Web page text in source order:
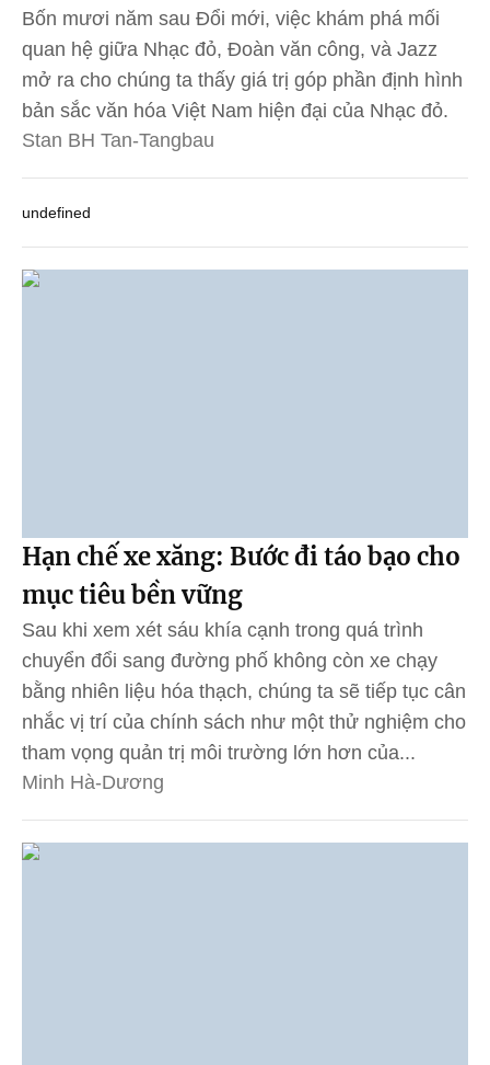
Bốn mươi năm sau Đổi mới, việc khám phá mối
quan hệ giữa Nhạc đỏ, Đoàn văn công, và Jazz
mở ra cho chúng ta thấy giá trị góp phần định hình
bản sắc văn hóa Việt Nam hiện đại của Nhạc đỏ.
Stan BH Tan-Tangbau
undefined
Hạn chế xe xăng: Bước đi táo bạo cho
mục tiêu bền vững
Sau khi xem xét sáu khía cạnh trong quá trình
chuyển đổi sang đường phố không còn xe chạy
bằng nhiên liệu hóa thạch, chúng ta sẽ tiếp tục cân
nhắc vị trí của chính sách như một thử nghiệm cho
tham vọng quản trị môi trường lớn hơn của...
Minh Hà-Dương